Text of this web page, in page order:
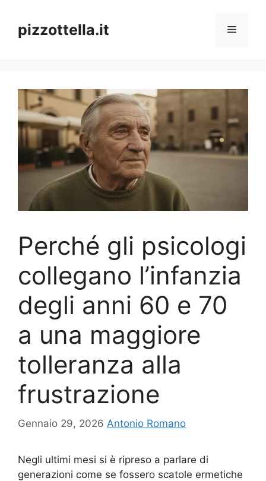
contenuto
pizzottella.it Menu
Perché gli psicologi
collegano l’infanzia
degli anni 60 e 70
a una maggiore
tolleranza alla
frustrazione
Gennaio 29, 2026 Antonio Romano
Negli ultimi mesi si è ripreso a parlare di
generazioni come se fossero scatole ermetiche